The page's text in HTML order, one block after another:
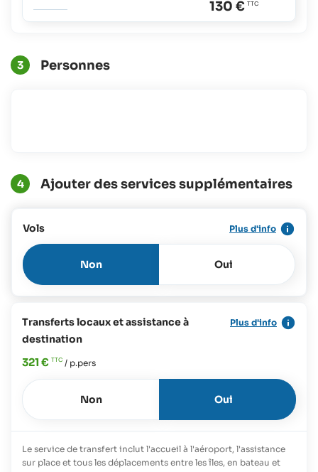
130 €
3 Personnes
4 Ajouter des services supplémentaires
Vols Plus d'info
Non Oui
Transferts locaux et assistance à
destination
321 € / p.pers
Plus d'info
Non Oui
Le service de transfert inclut l'accueil à l'aéroport, l'assistance
sur place et tous les déplacements entre les îles, en bateau et